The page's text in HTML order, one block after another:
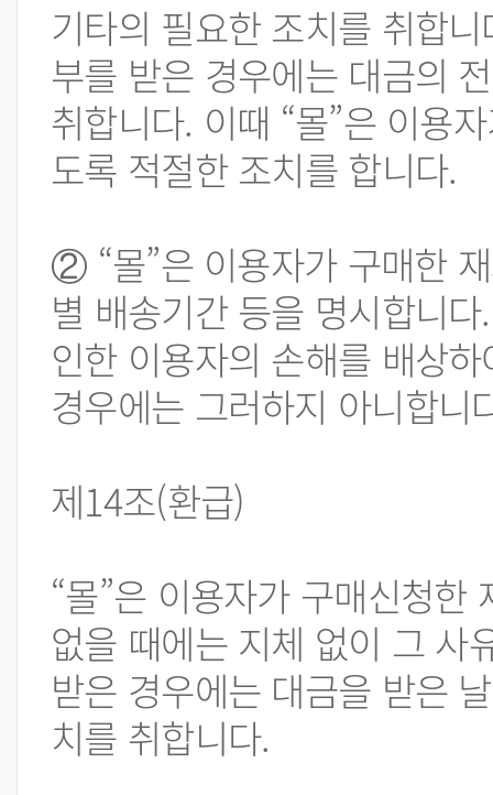
기타의 필요한 조치를 취합
부를 받은 경우에는 대금의
취합니다. 이때 “몰”은 이용
도록 적절한 조치를 합니다.
② “몰”은 이용자가 구매한
별 배송기간 등을 명시합니
인한 이용자의 손해를 배상
경우에는 그러하지 아니합니
제14조(환급)
“몰”은 이용자가 구매신청
없을 때에는 지체 없이 그 사
받은 경우에는 대금을 받은
치를 취합니다.